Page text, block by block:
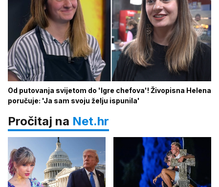
Od putovanja svijetom do 'Igre chefova'! Živopisna Helena
poručuje: 'Ja sam svoju želju ispunila'
Pročitaj na Net.hr